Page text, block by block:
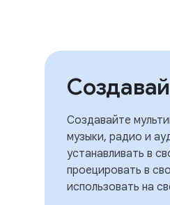
Создавайте
музыки, радио и
устанавливать в
проецировать в
использовать на